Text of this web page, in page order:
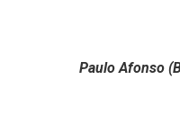
Paulo Afonso